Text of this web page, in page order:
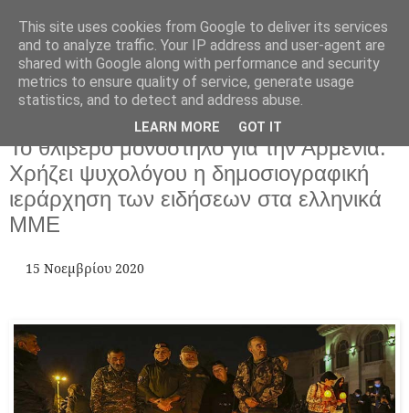
Κυριακή 15 Νοεμβρίου 2020
Το θλιβερό μονόστηλο για την Αρμενία:
Χρήζει ψυχολόγου η δημοσιογραφική
ιεράρχηση των ειδήσεων στα ελληνικά
ΜΜΕ
15 Νοεμβρίου 2020
This site uses cookies from Google to deliver its services
and to analyze traffic. Your IP address and user-agent are
shared with Google along with performance and security
metrics to ensure quality of service, generate usage
statistics, and to detect and address abuse.
LEARN MORE GOT IT